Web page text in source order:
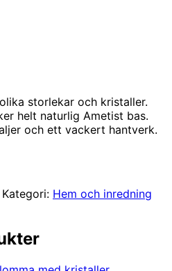
storlekar och kristaller.
helt naturlig Ametist bas.
och ett vackert hantverk.
Kategori: Hem och inredning